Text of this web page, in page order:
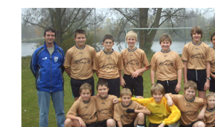
Junioren
2005/2006
Zeige
grösseres
Bild